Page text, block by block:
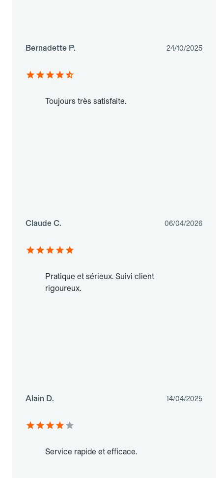
Bernadette P. 24/10/2025
Toujours très satisfaite.
Claude C. 06/04/2026
Pratique et sérieux. Suivi client
rigoureux.
Alain D. 14/04/2025
Service rapide et efficace.